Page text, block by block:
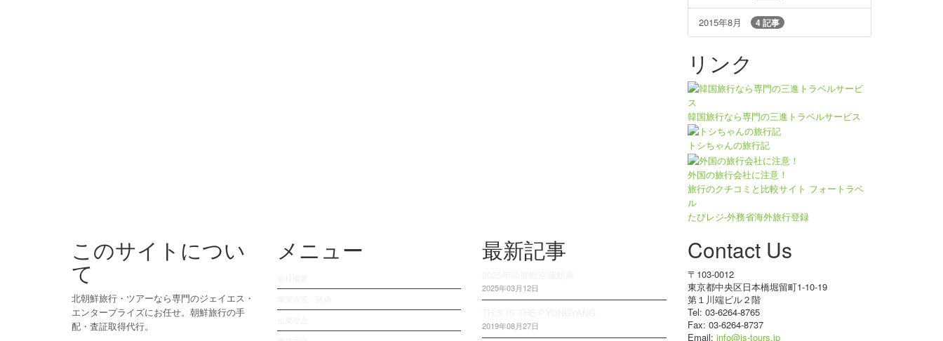
2015年8月 4 記事
リンク
韓国旅行なら専門の三進トラベルサービス
トシちゃんの旅行記
外国の旅行会社に注意！
旅行のクチコミと比較サイト フォートラベ
ル
たびレジ-外務省海外旅行登録
このサイトについ
て
北朝鮮旅行・ツアーなら専門のジェイエス・
エンタープライズにお任せ。朝鮮旅行の手
配・査証取得代行。
メニュー 最新記事
2025年03月12日
2019年08月27日
Contact Us
〒103-0012
東京都中央区日本橋堀留町1-10-19
第１川端ビル２階
Tel: 03-6264-8765
Fax: 03-6264-8737
Email: info@js-tours.jp